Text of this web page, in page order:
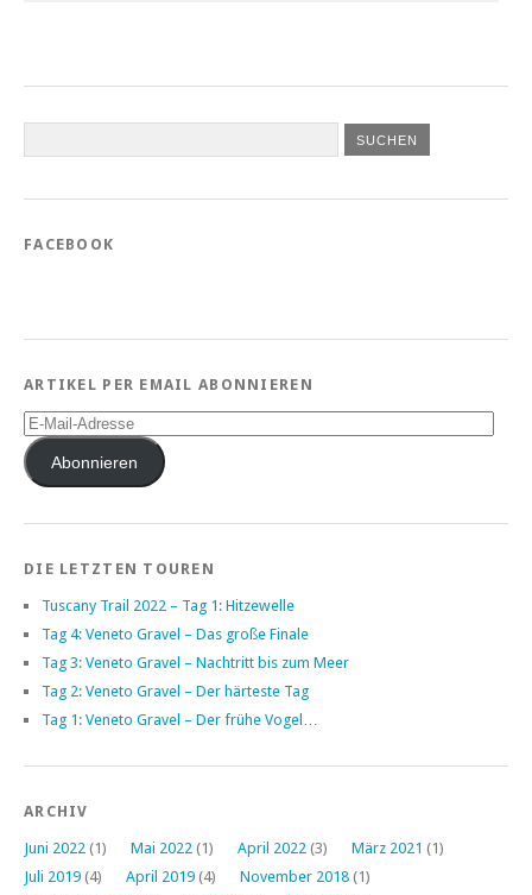
FACEBOOK
ARTIKEL PER EMAIL ABONNIEREN
E-
Mail-
AdresseAbonnieren
DIE LETZTEN TOUREN
Tuscany Trail 2022 – Tag 1: Hitzewelle
Tag 4: Veneto Gravel – Das große Finale
Tag 3: Veneto Gravel – Nachtritt bis zum Meer
Tag 2: Veneto Gravel – Der härteste Tag
Tag 1: Veneto Gravel – Der frühe Vogel…
ARCHIV
Juni 2022 (1) Mai 2022 (1) April 2022 (3) März 2021 (1)
Juli 2019 (4) April 2019 (4) November 2018 (1)